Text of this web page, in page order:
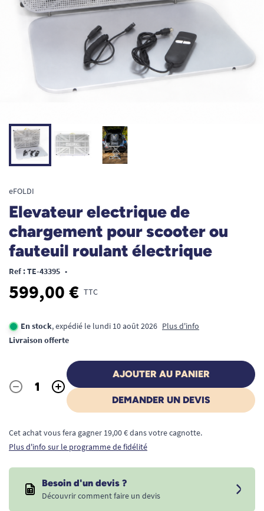
eFOLDI
Elevateur electrique de
chargement pour scooter ou
fauteuil roulant électrique
Ref : TE-43395 •
599,00 € TTC
En stock, expédié le lundi 10 août 2026 Plus d'info
Livraison offerte
Quantité
- +
AJOUTER AU PANIER
DEMANDER UN DEVIS
Cet achat vous fera gagner 19,00 € dans votre cagnotte.
Plus d'info sur le programme de fidélité
Besoin d'un devis ?
Découvrir comment faire un devis